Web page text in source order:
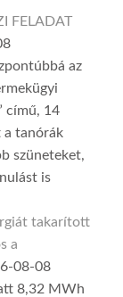
FELADAT
az
című, 14
a tanórák
szüneteket,
is
takarított
a
08-08
8,32 MWh